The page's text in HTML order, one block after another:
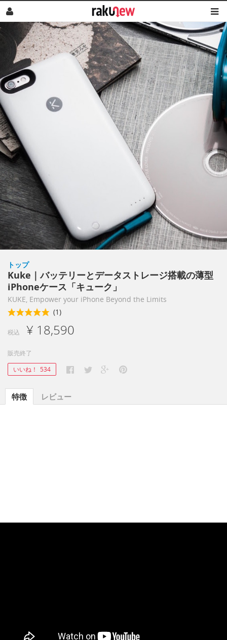
トップ
Kuke｜バッテリーとデータストレージ搭載の薄型
iPhoneケース「キューク」
KUKE, Empower your iPhone Beyond the Limits
(1)
税込 ¥ 18,590
販売終了
いいね！ 534
特徴 レビュー